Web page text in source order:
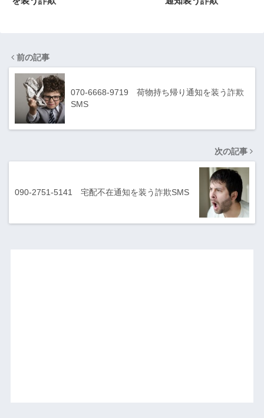
前の記事
070-6668-9719 荷物持ち帰り通知を装う詐欺
SMS
次の記事
090-2751-5141 宅配不在通知を装う詐欺SMS